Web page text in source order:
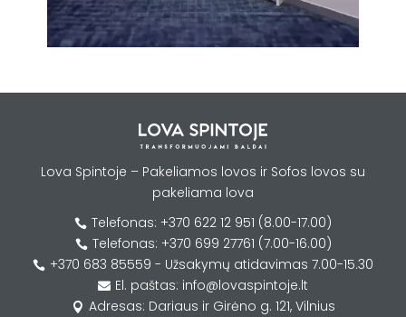
Lova Spintoje – Pakeliamos lovos ir Sofos lovos su
pakeliama lova
 Telefonas: +370 622 12 951 (8.00-17.00)
 Telefonas: +370 699 27761 (7.00-16.00)
 +370 683 85559 - Užsakymų atidavimas 7.00-15.30
 El. paštas: info@lovaspintoje.lt
 Adresas: Dariaus ir Girėno g. 121, Vilnius